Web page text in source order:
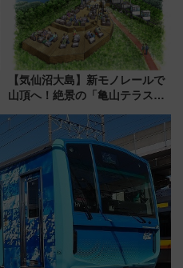
【気仙沼大島】新モノレールで
山頂へ！絶景の「亀山テラス
暇村のお得な日帰りプランも登
場